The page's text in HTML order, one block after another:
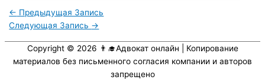
← Предыдущая Запись
Следующая Запись →
Copyright © 2026 👨‍🎓Адвокат онлайн | Копирование
материалов без письменного согласия компании и авторов
запрещено